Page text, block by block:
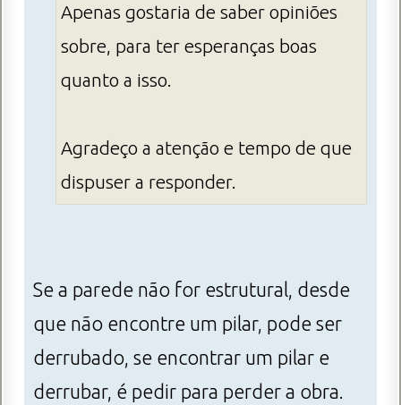
Apenas gostaria de saber opiniões
sobre, para ter esperanças boas
quanto a isso.
Agradeço a atenção e tempo de que
dispuser a responder.
Se a parede não for estrutural, desde
que não encontre um pilar, pode ser
derrubado, se encontrar um pilar e
derrubar, é pedir para perder a obra.